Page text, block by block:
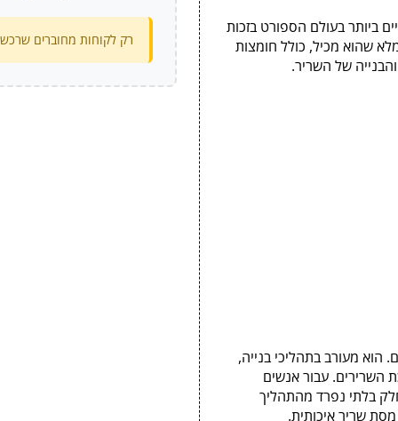
ביותר בעולם הספורט בזכות
שהוא מכיל, כולל חומצות
הוא מעורב בתהליכי בנייה,
השרירים. עבור אנשים
בלתי נפרד מהתהליך
שריר איכותית.
רק לקוחות מחוברים